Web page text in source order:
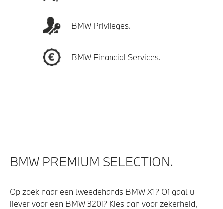
BMW Privileges.
BMW Financial Services.
BMW PREMIUM SELECTION.
Op zoek naar een tweedehands BMW X1? Of gaat u
liever voor een BMW 320i? Kies dan voor zekerheid,